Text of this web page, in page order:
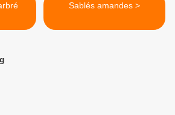
Sablés amandes >